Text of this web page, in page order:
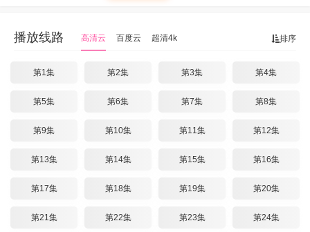
排序
播放线路 高清云 百度云 超清4k
第1集 第2集 第3集 第4集
第5集 第6集 第7集 第8集
第9集 第10集 第11集 第12集
第13集 第14集 第15集 第16集
第17集 第18集 第19集 第20集
第21集 第22集 第23集 第24集